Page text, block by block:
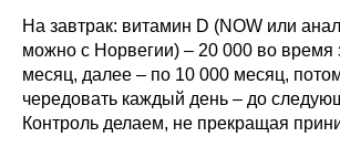
На завтрак: витамин D (NOW или
можно с Норвегии) – 20 000 во время
месяц, далее – по 10 000 месяц,
чередовать каждый день – до
Контроль делаем, не прекращая